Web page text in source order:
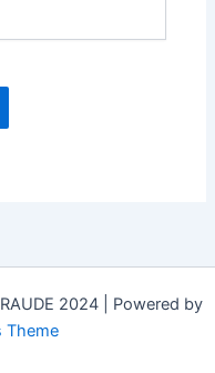
2024 | Powered by
Theme